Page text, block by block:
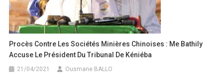
Procès Contre Les Sociétés Minières Chinoises : Me Bathily
Accuse Le Président Du Tribunal De Kéniéba
21/04/2021 Ousmane BALLO